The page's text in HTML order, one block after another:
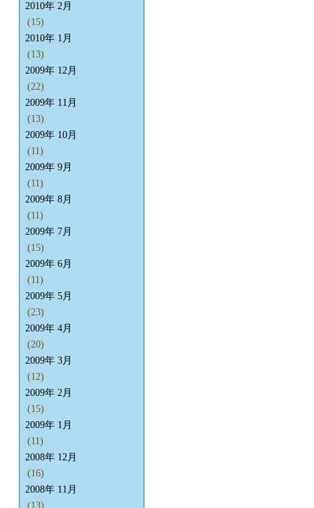
2010年 2月
(15)
2010年 1月
(13)
2009年 12月
(22)
2009年 11月
(13)
2009年 10月
(11)
2009年 9月
(11)
2009年 8月
(11)
2009年 7月
(15)
2009年 6月
(11)
2009年 5月
(23)
2009年 4月
(20)
2009年 3月
(12)
2009年 2月
(15)
2009年 1月
(11)
2008年 12月
(16)
2008年 11月
(13)